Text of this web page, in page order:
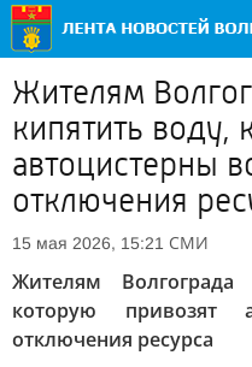
Жителям
кипятить воду,
автоцистерны
отключения
15 мая 2026, 15:21 СМИ
Жителям Волгограда
которую привозят
отключения ресурса